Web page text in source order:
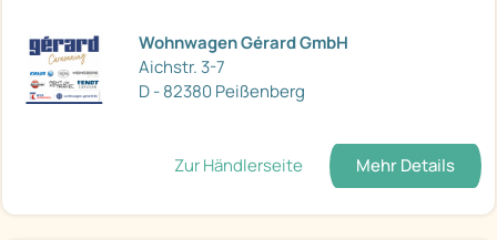
Wohnwagen Gérard GmbH
Aichstr. 3-7
D - 82380 Peißenberg
Zur Händlerseite Mehr Details